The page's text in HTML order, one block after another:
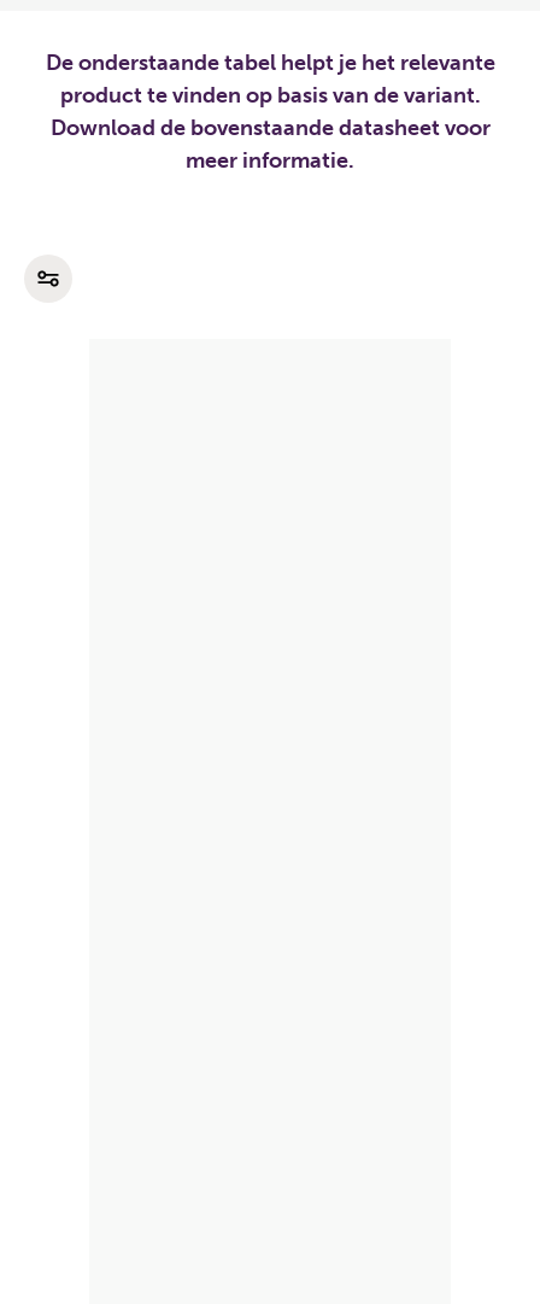
De onderstaande tabel helpt je het relevante
product te vinden op basis van de variant.
Download de bovenstaande datasheet voor
meer informatie.